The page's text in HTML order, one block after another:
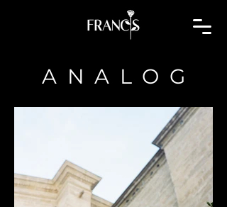
ANALO G